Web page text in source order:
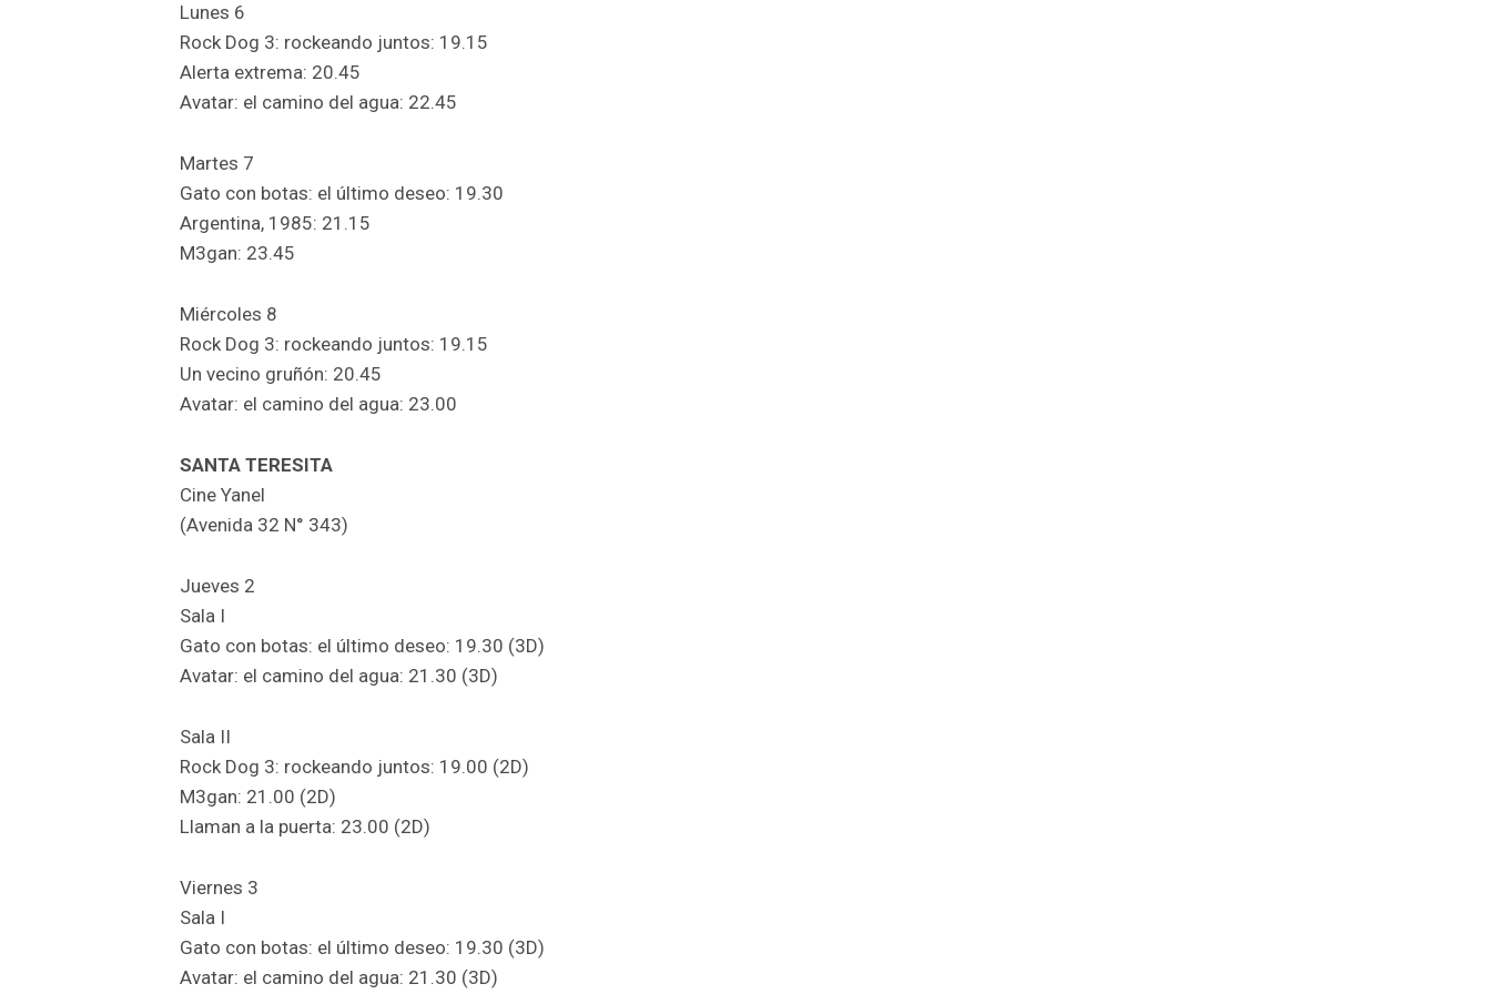
Lunes 6
Rock Dog 3: rockeando juntos: 19.15
Alerta extrema: 20.45
Avatar: el camino del agua: 22.45
Martes 7
Gato con botas: el último deseo: 19.30
Argentina, 1985: 21.15
M3gan: 23.45
Miércoles 8
Rock Dog 3: rockeando juntos: 19.15
Un vecino gruñón: 20.45
Avatar: el camino del agua: 23.00
SANTA TERESITA
Cine Yanel
(Avenida 32 N° 343)
Jueves 2
Sala I
Gato con botas: el último deseo: 19.30 (3D)
Avatar: el camino del agua: 21.30 (3D)
Sala II
Rock Dog 3: rockeando juntos: 19.00 (2D)
M3gan: 21.00 (2D)
Llaman a la puerta: 23.00 (2D)
Viernes 3
Sala I
Gato con botas: el último deseo: 19.30 (3D)
Avatar: el camino del agua: 21.30 (3D)